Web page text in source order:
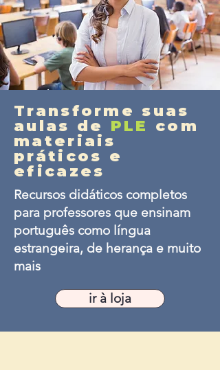
Transforme suas
aulas de PLE com
materiais
práticos e
eficazes
Recursos didáticos completos
para professores que ensinam
português como língua
estrangeira, de herança e muito
mais
ir à loja